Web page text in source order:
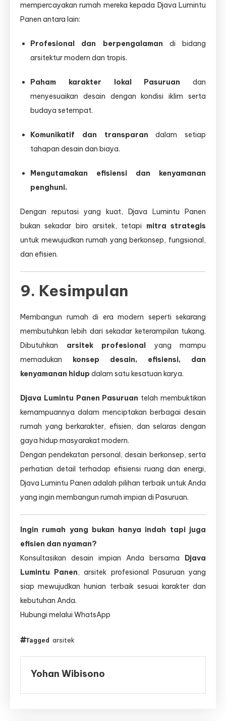
mempercayakan rumah mereka kepada Djava Lumintu
Panen antara lain:
Profesional dan berpengalaman di bidang
arsitektur modern dan tropis.
Paham karakter lokal Pasuruan dan
menyesuaikan desain dengan kondisi iklim serta
budaya setempat.
Komunikatif dan transparan dalam setiap
tahapan desain dan biaya.
Mengutamakan efisiensi dan kenyamanan
penghuni.
Dengan reputasi yang kuat, Djava Lumintu Panen
bukan sekadar biro arsitek, tetapi mitra strategis
untuk mewujudkan rumah yang berkonsep, fungsional,
dan efisien.
9. Kesimpulan
Membangun rumah di era modern seperti sekarang
membutuhkan lebih dari sekadar keterampilan tukang.
Dibutuhkan arsitek profesional yang mampu
memadukan konsep desain, efisiensi, dan
kenyamanan hidup dalam satu kesatuan karya.
Djava Lumintu Panen Pasuruan telah membuktikan
kemampuannya dalam menciptakan berbagai desain
rumah yang berkarakter, efisien, dan selaras dengan
gaya hidup masyarakat modern.
Dengan pendekatan personal, desain berkonsep, serta
perhatian detail terhadap efisiensi ruang dan energi,
Djava Lumintu Panen adalah pilihan terbaik untuk Anda
yang ingin membangun rumah impian di Pasuruan.
Ingin rumah yang bukan hanya indah tapi juga
efisien dan nyaman?
Konsultasikan desain impian Anda bersama Djava
Lumintu Panen, arsitek profesional Pasuruan yang
siap mewujudkan hunian terbaik sesuai karakter dan
kebutuhan Anda.
Hubungi melalui WhatsApp
Tagged arsitek
Yohan Wibisono